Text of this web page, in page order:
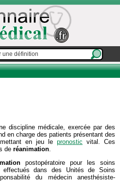
discipline médicale, exercée par des
en charge des patients présentant des
en jeu le pronostic vital. Ces
de réanimation.
postopératoire pour les soins
effectués dans des Unités de Soins
du médecin anesthésiste-